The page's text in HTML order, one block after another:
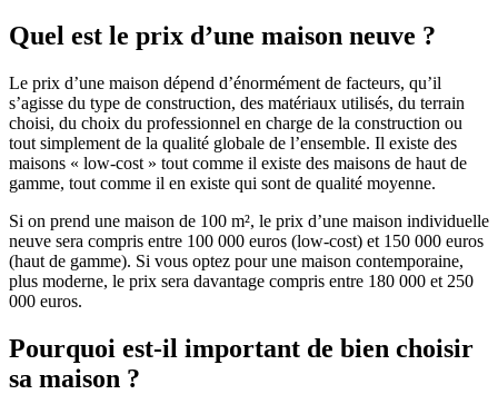
Quel est le prix d’une maison neuve ?
Le prix d’une maison dépend d’énormément de facteurs, qu’il
s’agisse du type de construction, des matériaux utilisés, du terrain
choisi, du choix du professionnel en charge de la construction ou
tout simplement de la qualité globale de l’ensemble. Il existe des
maisons « low-cost » tout comme il existe des maisons de haut de
gamme, tout comme il en existe qui sont de qualité moyenne.
Si on prend une maison de 100 m², le prix d’une maison individuelle
neuve sera compris entre 100 000 euros (low-cost) et 150 000 euros
(haut de gamme). Si vous optez pour une maison contemporaine,
plus moderne, le prix sera davantage compris entre 180 000 et 250
000 euros.
Pourquoi est-il important de bien choisir
sa maison ?